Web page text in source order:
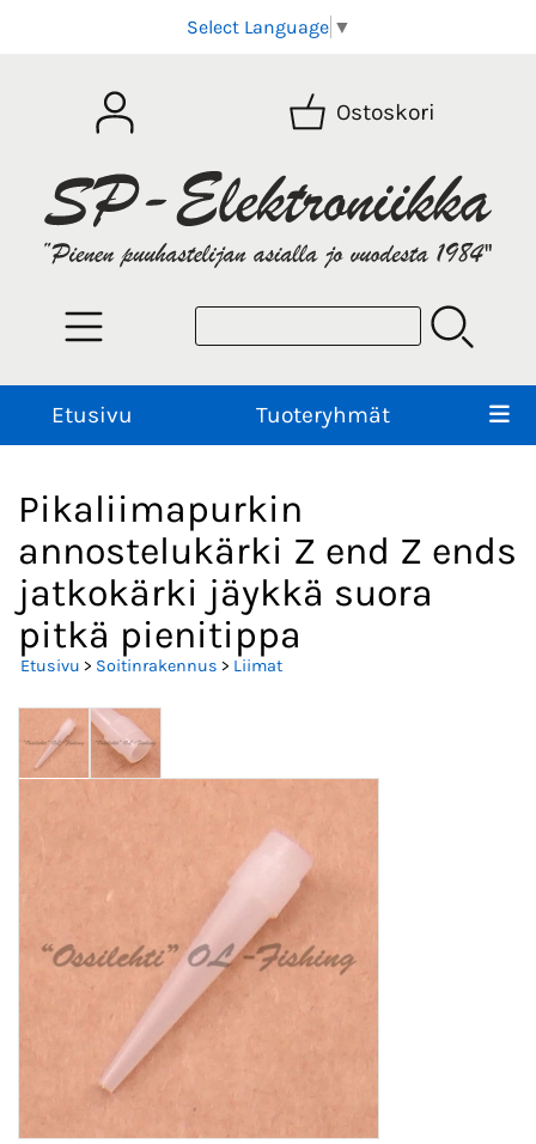
Select Language ▼
Ostoskori
Etusivu Tuoteryhmät
Pikaliimapurkin
annostelukärki Z end Z ends
jatkokärki jäykkä suora
pitkä pienitippa
Etusivu > Soitinrakennus > Liimat